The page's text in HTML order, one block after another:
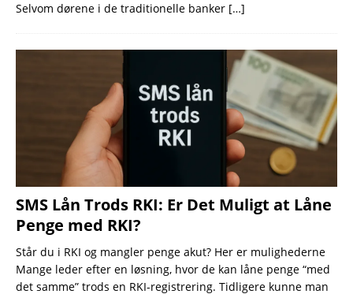
Selvom dørene i de traditionelle banker […]
SMS Lån Trods RKI: Er Det Muligt at Låne
Penge med RKI?
Står du i RKI og mangler penge akut? Her er mulighederne
Mange leder efter en løsning, hvor de kan låne penge “med
det samme” trods en RKI-registrering. Tidligere kunne man